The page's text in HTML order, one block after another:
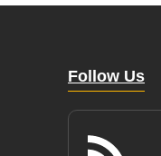
Follow Us